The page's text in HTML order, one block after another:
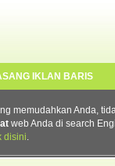
IKLAN BARIS
memudahkan Anda,
web Anda di search
disini.